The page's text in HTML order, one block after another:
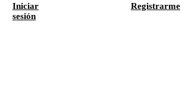
Iniciar
sesión
Registrarme